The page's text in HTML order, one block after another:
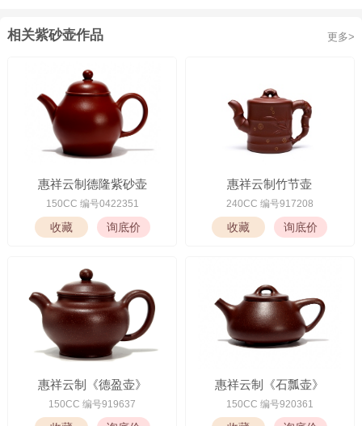
相关紫砂壶作品 更多>
惠祥云制德隆紫砂壶
150CC 编号0422351
惠祥云制竹节壶
240CC 编号917208
惠祥云制《德盈壶》
150CC 编号919637
惠祥云制《石瓢壶》
150CC 编号920361